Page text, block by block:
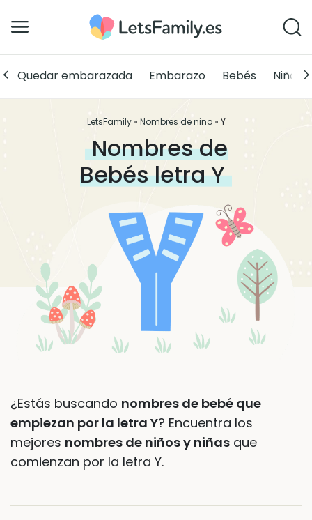
Quedar embarazada Embarazo Bebés Niños
LetsFamily» Nombres de nino» Y
Nombres de
Bebés letraY
¿Estás buscando nombres de bebé que
empiezan por la letra Y? Encuentra los
mejores nombres de niños y niñas que
comienzan por la letra Y.